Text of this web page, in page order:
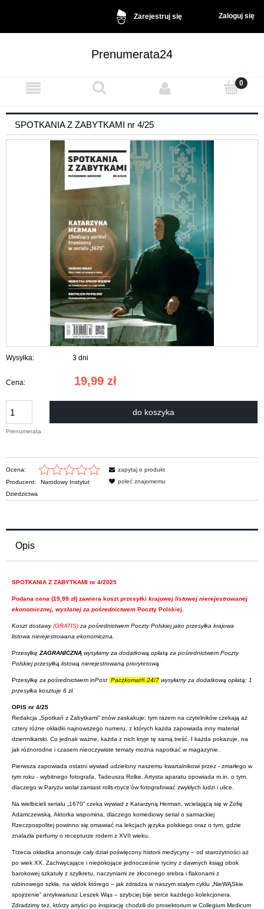
Zarejestruj się Zaloguj się
Prenumerata24
SPOTKANIA Z ZABYTKAMI nr 4/25
Wysyłka: 3 dni
Cena: 19,99 zł
Prenumerata
do koszyka
Ocena:
Producent:
Narodowy Instytut
Dziedzictwa
zapytaj o produkt
poleć znajomemu
Opis
SPOTKANIA Z ZABYTKAMI nr 4/2025
Podana cena (19,99 zł) zawiera koszt przesyłki krajowej listowej nierejestrowanej
ekonomicznej, wysłanej za pośrednictwem Poczty Polskiej.
Koszt dostawy(GRATIS) za pośrednictwem Poczty Polskiej jako przesyłka krajowa
listowa nierejestrowana ekonomiczna.
Przesyłkę ZAGRANICZNĄ wysyłamy za dodatkową opłatą za pośrednictwem Poczty
Polskiej przesyłką listową nierejestrowaną priorytetową
Przesyłkę za pośrednictwem inPost Paczkomat® 24/7 wysyłamy za dodatkową opłatą: 1
przesyłka kosztuje 6 zł.
OPIS nr 4/25
Redakcja „Spotkań z Zabytkami” znów zaskakuje: tym razem na czytelników czekają aż
cztery różne okładki najnowszego numeru, z których każda zapowiada inny materiał
dziennikarski. Co jednak ważne, każda z nich kryje tę samą treść. I każda pokazuje, na
jak różnorodne i czasem nieoczywiste tematy można napotkać w magazynie.
Pierwsza zapowiada ostatni wywiad udzielony naszemu kwartalnikowi przez - zmarłego w
tym roku - wybitnego fotografa, Tadeusza Rolke. Artysta aparatu opowiada m.in. o tym,
dlaczego w Paryżu wolał zamiast rolls-royce’ów fotografować zwykłych ludzi i ulice.
Na wielbicieli serialu „1670” czeka wywiad z Katarzyną Herman, wcielającą się w Zofię
Adamczewską. Aktorka wspomina, dlaczego komediowy serial o sarmackiej
Rzeczpospolitej powinno się omawiać na lekcjach języka polskiego oraz o tym, gdzie
znalazła perfumy o recepturze rodem z XVII wieku.
Trzecia okładka anonsuje cały dział poświęcony historii medycyny – od starożytności aż
po wiek XX. Zachwycające i niepokojące jednocześnie ryciny z dawnych ksiąg obok
barokowej szkatuły z szylkretu, naczyniami ze złoconego srebra i flakonami z
rubinowego szkła, na widok którego – jak zdradza w naszym stałym cyklu „NieWĄSkie
spojrzenie” antykwariusz Leszek Wąs – szybciej bije serce każdego kolekcjonera.
Zdradzimy też, którzy artyści po inspirację chodzili do prosektorium w Collegium Medicum